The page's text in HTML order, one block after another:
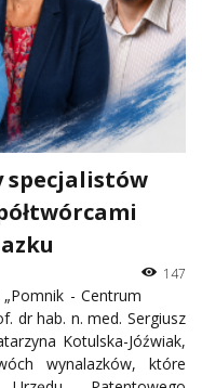
specjalistów
147
- Centrum
dr hab. n. med. Sergiusz
Kotulska-Jóźwiak,
wynalazków, które